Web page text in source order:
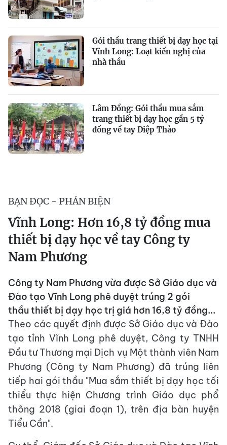
Gói thầu trang thiết bị dạy học tại
Vĩnh Long: Loạt kiến nghị của
nhà thầu
Lâm Đồng: Gói thầu mua sắm
trang thiết bị dạy học gần 5 tỷ
đồng về tay Diệp Thảo
BẠN ĐỌC - PHẢN BIỆN
Vĩnh Long: Hơn 16,8 tỷ đồng mua
thiết bị dạy học về tay Công ty
Nam Phương
Công ty Nam Phương vừa được Sở Giáo dục và
Đào tạo Vĩnh Long phê duyệt trúng 2 gói
thầu thiết bị dạy học trị giá hơn 16,8 tỷ đồng...
Theo các quyết định được Sở Giáo dục và Đào
tạo tỉnh Vĩnh Long phê duyệt, Công ty TNHH
Đầu tư Thương mại Dịch vụ Một thành viên Nam
Phương (Công ty Nam Phương) đã trúng liên
tiếp hai gói thầu "Mua sắm thiết bị dạy học tối
thiểu thực hiện Chương trình Giáo dục phổ
thông 2018 (giai đoạn 1), trên địa bàn huyện
Tiểu Cần".